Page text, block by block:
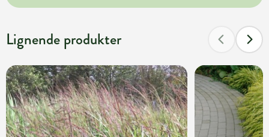
Lignende produkter